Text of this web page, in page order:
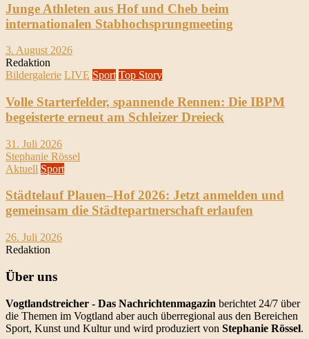
Junge Athleten aus Hof und Cheb beim
internationalen Stabhochsprungmeeting
3. August 2026
Redaktion
Bildergalerie LIVE Sport Top Story
Volle Starterfelder, spannende Rennen: Die IBPM
begeisterte erneut am Schleizer Dreieck
31. Juli 2026
Stephanie Rössel
Aktuell Sport
Städtelauf Plauen–Hof 2026: Jetzt anmelden und
gemeinsam die Städtepartnerschaft erlaufen
26. Juli 2026
Redaktion
Über uns
Vogtlandstreicher - Das Nachrichtenmagazin berichtet 24/7 über
die Themen im Vogtland aber auch überregional aus den Bereichen
Sport, Kunst und Kultur und wird produziert von Stephanie Rössel.